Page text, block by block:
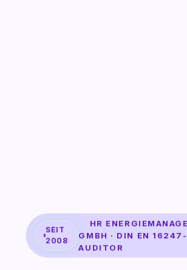
SEIT
2008
HR
GMBH · DIN EN 16247-
AUDITOR